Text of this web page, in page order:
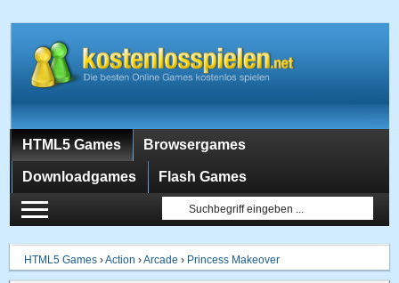
HTML5 Games Browsergames
Downloadgames Flash Games
HTML5 Games ›Action ›Arcade › Princess Makeover